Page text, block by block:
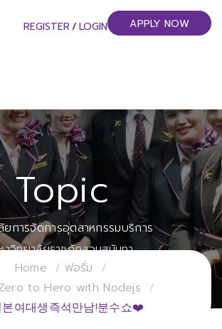
REGISTER / LOGIN APPLY NOW
Topic
ยการจัดการอุตสาหกรรมบริการ
าวิทยาลัยราชภัฏสวนสุนันทา
Home
ฟอรั่ม
to Hero with Nodejs
여대생즉석만남!분수쇼❤️